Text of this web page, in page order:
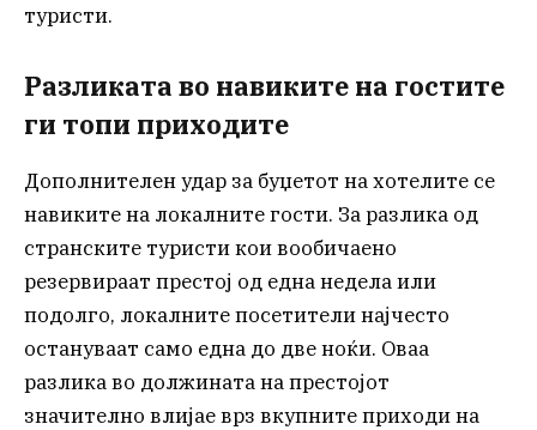
туристи.
Разликата во навиките на гостите
ги топи приходите
Дополнителен удар за буџетот на хотелите се
навиките на локалните гости. За разлика од
странските туристи кои вообичаено
резервираат престој од една недела или
подолго, локалните посетители најчесто
остануваат само една до две ноќи. Оваа
разлика во должината на престојот
значително влијае врз вкупните приходи на